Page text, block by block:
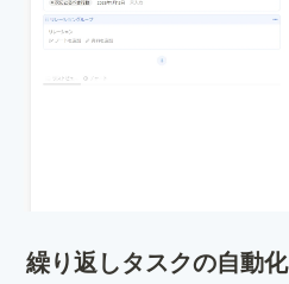
繰り返しタスクの自動化